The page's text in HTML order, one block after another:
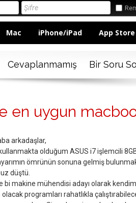
Mac iPhone/iPad App Store
Cevaplanmamış Bir Soru
en uygun
arkadaşlar,
olduğum ASUS i7 işlemcili
ömrünün sonuna gelmiş
düştü.
bi makine mühendisi adayı olarak
olacak programları rahatlıkla